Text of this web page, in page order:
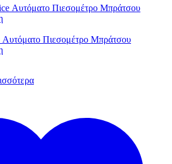
Πιεσομέτρο Μπράτσου